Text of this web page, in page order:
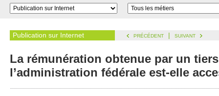
Publication sur Internet PRÉCÉDENT | SUIVANT
La rémunération obtenue par un
l’administration fédérale est-elle